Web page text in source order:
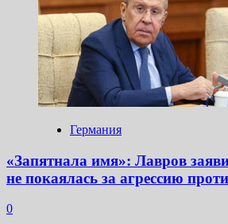
Германия
«Запятнала имя»: Лавров
не покаялась за агрессию
0